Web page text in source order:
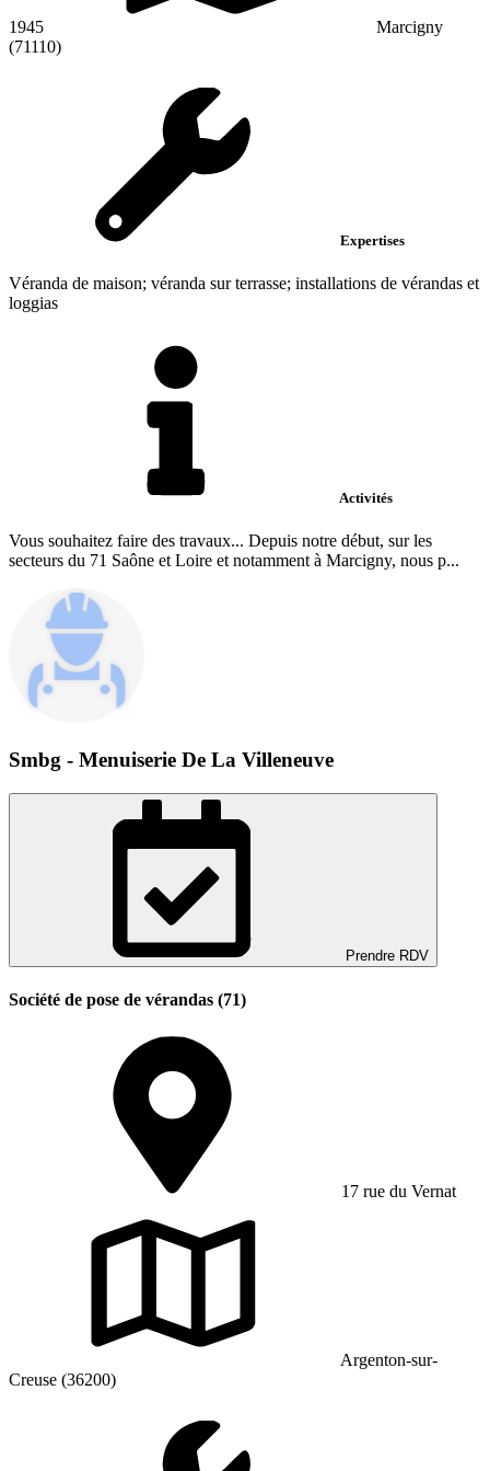
1945
Marcigny
(71110)
Expertises
Véranda de maison; véranda sur terrasse; installations de vérandas et
loggias
Activités
Vous souhaitez faire des travaux... Depuis notre début, sur les
secteurs du 71 Saône et Loire et notamment à Marcigny, nous p...
Smbg - Menuiserie De La Villeneuve
Prendre RDV
Société de pose de vérandas (71)
17 rue du Vernat
Argenton-sur-
Creuse (36200)